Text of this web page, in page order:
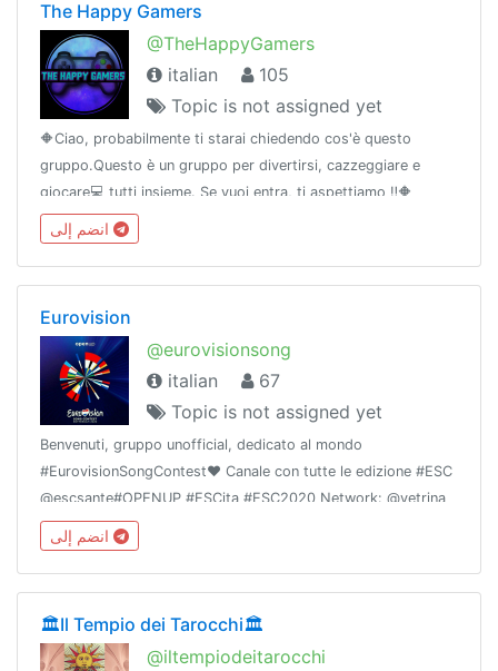
The Happy Gamers
@TheHappyGamers
italian
105
Topic is not assigned yet
🔶Ciao, probabilmente ti starai chiedendo cos'è questo
gruppo.Questo è un gruppo per divertirsi, cazzeggiare e
giocare💻 tutti insieme. Se vuoi entra, ti aspettiamo ‼️🔶
Eurovision
@eurovisionsong
italian
67
Topic is not assigned yet
Benvenuti, gruppo unofficial, dedicato al mondo
#EurovisionSongContest❤️ Canale con tutte le edizione #ESC
@escsante#OPENUP #ESCita #ESC2020 Network: @vetrina
#TeleAggregati🚩Membro di @LaMusaNetwork 📚
🏛Il Tempio dei Tarocchi🏛
@iltempiodeitarocchi